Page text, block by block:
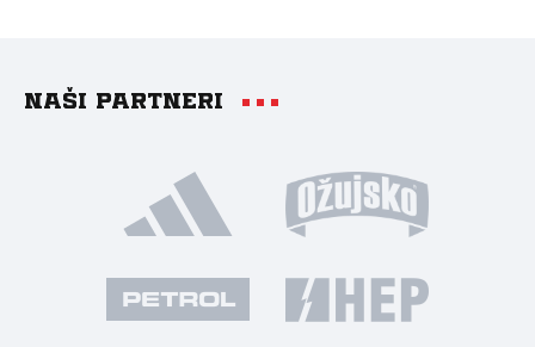
Naši partneri